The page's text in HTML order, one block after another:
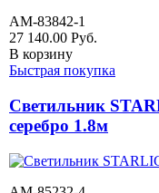
AM-83842-1
27 140.00 Руб.
В корзину
Быстрая покупка
Светильник
серебро 1.8м